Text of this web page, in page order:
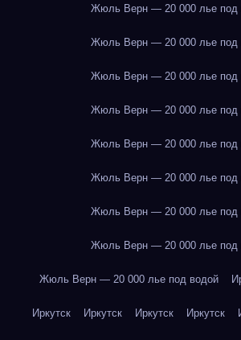
Жюль Верн — 20 000 лье под
Жюль Верн — 20 000 лье под
Жюль Верн — 20 000 лье под
Жюль Верн — 20 000 лье под
Жюль Верн — 20 000 лье под
Жюль Верн — 20 000 лье под
Жюль Верн — 20 000 лье под
Жюль Верн — 20 000 лье под
Жюль Верн — 20 000 лье под водой
Иркутск Иркутск Иркутск Иркутск